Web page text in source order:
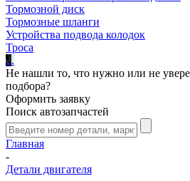
Тормозной диск
Тормозные шланги
Устройства подвода колодок
Троса
...
Не нашли то, что нужно или не
подбора?
Оформить заявку
Поиск автозапчастей
Главная
-
Детали двигателя